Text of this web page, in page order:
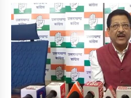
Thought Of The Day
May 14, 2022
Thought Of The Day
May 13, 2022